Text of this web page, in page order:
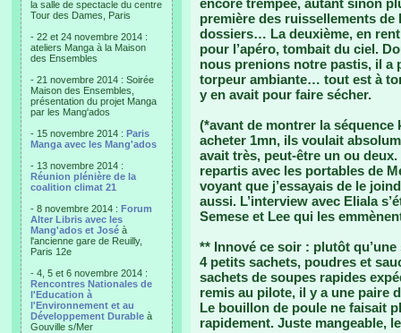
la salle de spectacle du centre
Tour des Dames, Paris
- 22 et 24 novembre 2014 :
ateliers Manga à la Maison
des Ensembles
- 21 novembre 2014 : Soirée
Maison des Ensembles,
présentation du projet Manga
par les Mang'ados
- 15 novembre 2014 : Paris
Manga avec les Mang'ados
- 13 novembre 2014 :
Réunion plénière de la
coalition climat 21
- 8 novembre 2014 : Forum
Alter Libris avec les
Mang'ados et José à
l'ancienne gare de Reuilly,
Paris 12e
- 4, 5 et 6 novembre 2014 :
Rencontres Nationales de
l'Education à
l'Environnement et au
Développement Durable à
Gouville s/Mer
encore trempée, autant sinon
première des ruissellements de
dossiers… La deuxième, en
pour l’apéro, tombait du ciel.
nous prenions notre pastis, il a
torpeur ambiante… tout est à
y en avait pour faire sécher.
(*avant de montrer la
acheter 1mn, ils voulait
avait très, peut-être un ou
repartis avec les portables de
voyant que j’essayais de le
aussi. L’interview avec Eliala
Semese et Lee qui les
** Innové ce soir : plutôt
4 petits sachets, poudres et
sachets de soupes rapides
remis au pilote, il y a une paire
Le bouillon de poule ne faisait
rapidement. Juste mangeable,